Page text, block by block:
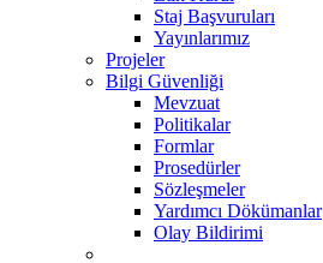
Staj Başvuruları
Yayınlarımız
Projeler
Bilgi Güvenliği
Mevzuat
Politikalar
Formlar
Prosedürler
Sözleşmeler
Yardımcı Dökümanlar
Olay Bildirimi